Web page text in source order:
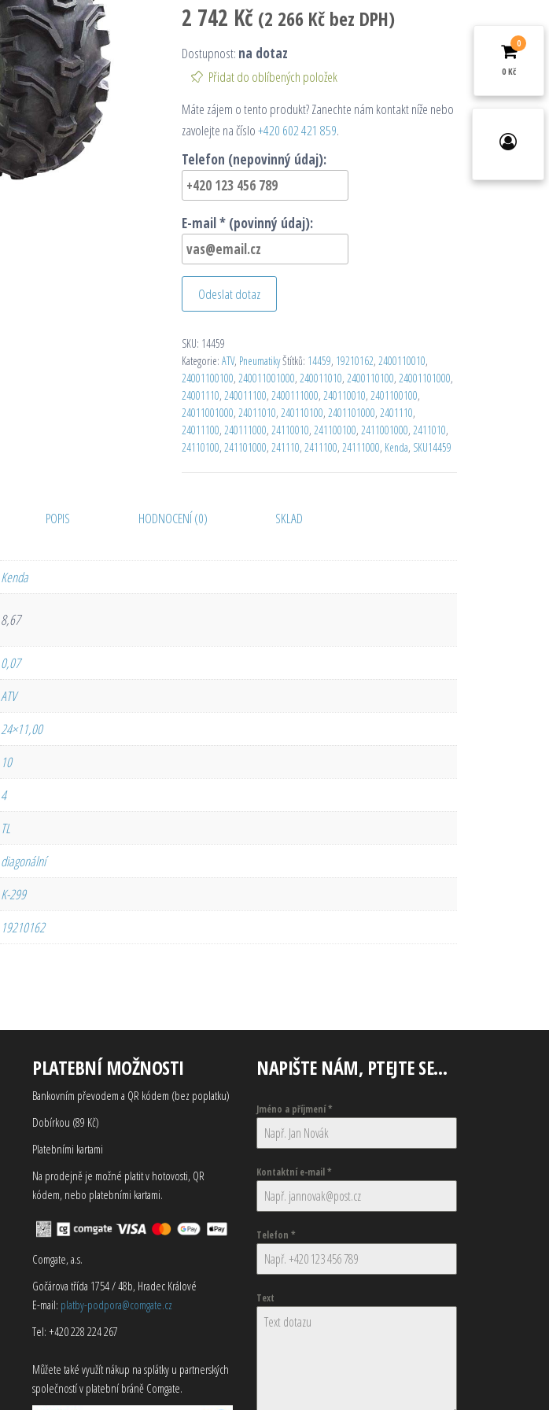
2 742 Kč (2 266 Kčbez DPH)
Dostupnost: na dotaz
Přidat do oblíbených položek
Máte zájem o tento produkt? Zanechte nám kontakt níže nebo
zavolejte na číslo+420 602 421 859.
Telefon (nepovinný údaj):
E-mail * (povinný údaj):
Odeslat dotaz
SKU: 14459
Kategorie: ATV, PneumatikyŠtítků: 14459, 19210162, 2400110010,
24001100100, 240011001000, 240011010, 2400110100, 24001101000,
24001110, 240011100, 2400111000, 240110010, 2401100100,
24011001000, 24011010, 240110100, 2401101000, 2401110,
24011100, 240111000, 24110010, 241100100, 2411001000, 2411010,
24110100, 241101000, 241110, 2411100, 24111000, Kenda, SKU14459
POPIS HODNOCENÍ (0) SKLAD
Kenda
8,67
0,07
ATV
24×11,00
10
4
TL
diagonální
K-299
19210162
PLATEBNÍ MOŽNOSTI
Bankovním převodem a QR kódem (bez poplatku)
Dobírkou (89 Kč)
Platebními kartami
Na prodejně je možné platit v hotovosti, QR
kódem, nebo platebními kartami.
Comgate, a.s.
Gočárova třída 1754 / 48b, Hradec Králové
E-mail: platby-podpora@comgate.cz
Tel: +420 228 224 267
Můžete také využít nákup na splátky u partnerských
společností v platební bráně Comgate.
NAPIŠTE NÁM, PTEJTE SE…
Jméno a příjmení*
Kontaktní e-mail*
Telefon *
Text
0
0 Kč